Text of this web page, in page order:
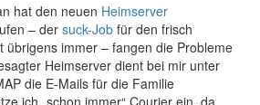
hat den neuen Heimserver
– der suck-Job für den frisch
übrigens immer – fangen die Probleme
Heimserver dient bei mir unter
die E-Mails für die Familie
ich „schon immer“ Courier ein, da